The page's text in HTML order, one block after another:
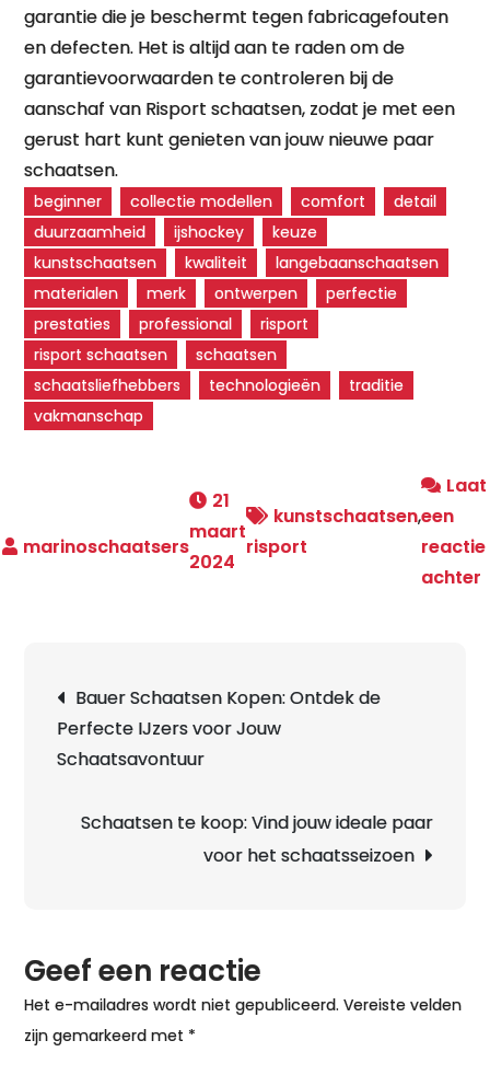
garantie die je beschermt tegen fabricagefouten
en defecten. Het is altijd aan te raden om de
garantievoorwaarden te controleren bij de
aanschaf van Risport schaatsen, zodat je met een
gerust hart kunt genieten van jouw nieuwe paar
schaatsen.
beginner collectie modellen comfort
detail
duurzaamheid
ijshockey
keuze
kunstschaatsen
kwaliteit
langebaanschaatsen
materialen
merk ontwerpen
perfectie
prestaties
professional
risport
risport schaatsen
schaatsen
schaatsliefhebbers
technologieën
traditie
vakmanschap
21
maart
2024
kunstschaatsen,
risport
Laat
een
reactie
achter
Bauer Schaatsen Kopen: Ontdek de
Perfecte IJzers voor Jouw
Schaatsavontuur
Schaatsen te koop: Vind jouw ideale paar
voor het schaatsseizoen
Geef een reactie
Het e-mailadres wordt niet gepubliceerd. Vereiste velden
zijn gemarkeerd met *